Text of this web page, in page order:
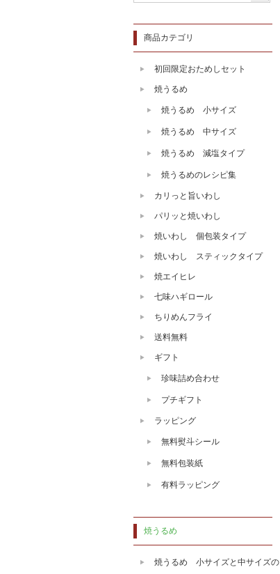
商品カテゴリ
初回限定おためしセット
焼うるめ
焼うるめ 小サイズ
焼うるめ 中サイズ
焼うるめ 減塩タイプ
焼うるめのレシピ集
カリっと旨いわし
パリッと焼いわし
焼いわし 個包装タイプ
焼いわし スティックタイプ
焼エイヒレ
七味ハギロール
ちりめんフライ
送料無料
ギフト
珍味詰め合わせ
プチギフト
ラッピング
無料熨斗シール
無料包装紙
有料ラッピング
焼うるめ
焼うるめ 小サイズと中サイズの